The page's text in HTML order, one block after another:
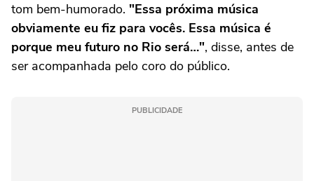
tom bem-humorado. "Essa próxima música
obviamente eu fiz para vocês. Essa música é
porque meu futuro no Rio será…", disse, antes de
ser acompanhada pelo coro do público.
PUBLICIDADE